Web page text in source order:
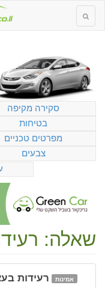
סקירה מקיפה
בטיחות
מפרטים טכניים
צבעים
שאלה:
אמינות רעידות